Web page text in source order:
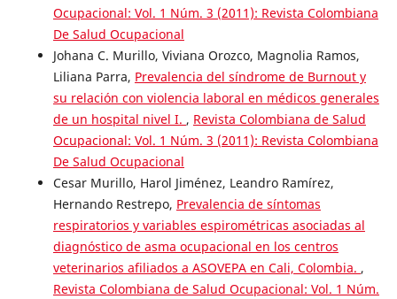
Ocupacional: Vol. 1 Núm. 3 (2011): Revista Colombiana
De Salud Ocupacional
Johana C. Murillo, Viviana Orozco, Magnolia Ramos,
Liliana Parra, Prevalencia del síndrome de Burnout y
su relación con violencia laboral en médicos generales
de un hospital nivel I. , Revista Colombiana de Salud
Ocupacional: Vol. 1 Núm. 3 (2011): Revista Colombiana
De Salud Ocupacional
Cesar Murillo, Harol Jiménez, Leandro Ramírez,
Hernando Restrepo, Prevalencia de síntomas
respiratorios y variables espirométricas asociadas al
diagnóstico de asma ocupacional en los centros
veterinarios afiliados a ASOVEPA en Cali, Colombia. ,
Revista Colombiana de Salud Ocupacional: Vol. 1 Núm.